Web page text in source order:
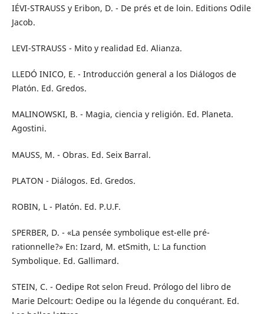
IÉVI-STRAUSS y Eribon, D. - De prés et de loin. Editions Odile
Jacob.
LEVI-STRAUSS - Mito y realidad Ed. Alianza.
LLEDÓ INICO, E. - Introducción general a los Diálogos de
Platón. Ed. Gredos.
MALINOWSKI, B. - Magia, ciencia y religión. Ed. Planeta.
Agostini.
MAUSS, M. - Obras. Ed. Seix Barral.
PLATON - Diálogos. Ed. Gredos.
ROBIN, L - Platón. Ed. P.U.F.
SPERBER, D. - «La pensée symbolique est-elle pré-
rationnelle?» En: Izard, M. etSmith, L: La function
Symbolique. Ed. Gallimard.
STEIN, C. - Oedipe Rot selon Freud. Prólogo del libro de
Marie Delcourt: Oedipe ou la légende du conquérant. Ed.